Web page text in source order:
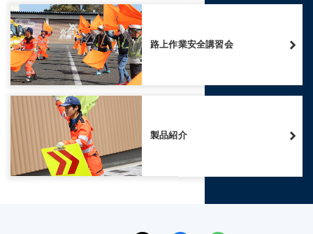
路上作業安全講習会
製品紹介